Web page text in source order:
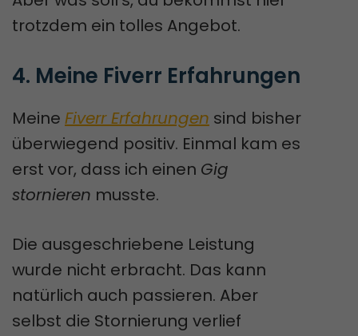
trotzdem ein tolles Angebot.
4. Meine Fiverr Erfahrungen
Meine Fiverr Erfahrungen sind bisher
überwiegend positiv. Einmal kam es
erst vor, dass ich einen Gig
stornieren musste.
Die ausgeschriebene Leistung
wurde nicht erbracht. Das kann
natürlich auch passieren. Aber
selbst die Stornierung verlief